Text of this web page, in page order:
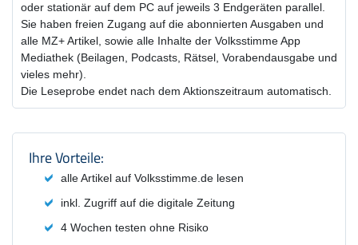
oder stationär auf dem PC auf jeweils 3 Endgeräten parallel.
Sie haben freien Zugang auf die abonnierten Ausgaben und
alle MZ+ Artikel, sowie alle Inhalte der Volksstimme App
Mediathek (Beilagen, Podcasts, Rätsel, Vorabendausgabe und
vieles mehr).
Die Leseprobe endet nach dem Aktionszeitraum automatisch.
Produktzusammenfassung und
Ihre Vorteile:
alle Artikel auf Volksstimme.de lesen
inkl. Zugriff auf die digitale Zeitung
4 Wochen testen ohne Risiko